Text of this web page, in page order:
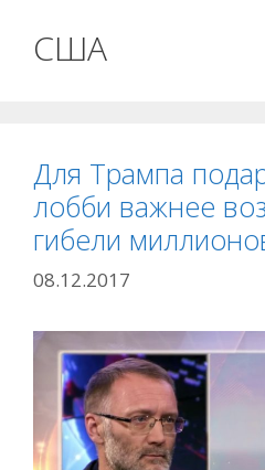
США
Для Трампа
лобби важнее
гибели
08.12.2017